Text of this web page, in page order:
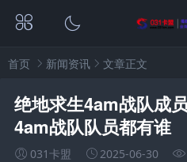
首页 新闻资讯 文章正文
绝地求生4am战队成
4am战队队员都有谁
031卡盟 2025-06-30